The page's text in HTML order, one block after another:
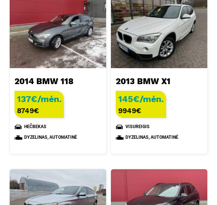
2014 BMW 118
137€/mėn.
8749€
HEČBEKAS
DYZELINAS, AUTOMATINĖ
2013 BMW X1
145€/mėn.
9949€
VISUREIGIS
DYZELINAS, AUTOMATINĖ